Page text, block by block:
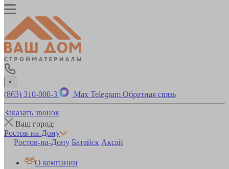
×
(863) 310-000-3 Max Telegram Обратная связь
Заказать звонок
Ваш город:
Ростов-на-Дону
Ростов-на-Дону Батайск Аксай
О компании